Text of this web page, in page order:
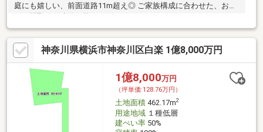
庭にも嬉しい、前面道路11m超え◎ ご家族構成に合わせた、お好
神奈川県横浜市神奈川区白楽 1億8,000万円
1億8,000万円
（坪単価:128.76万円）
土地面積462.17m2
用途地域１種低層
建ぺい率50%